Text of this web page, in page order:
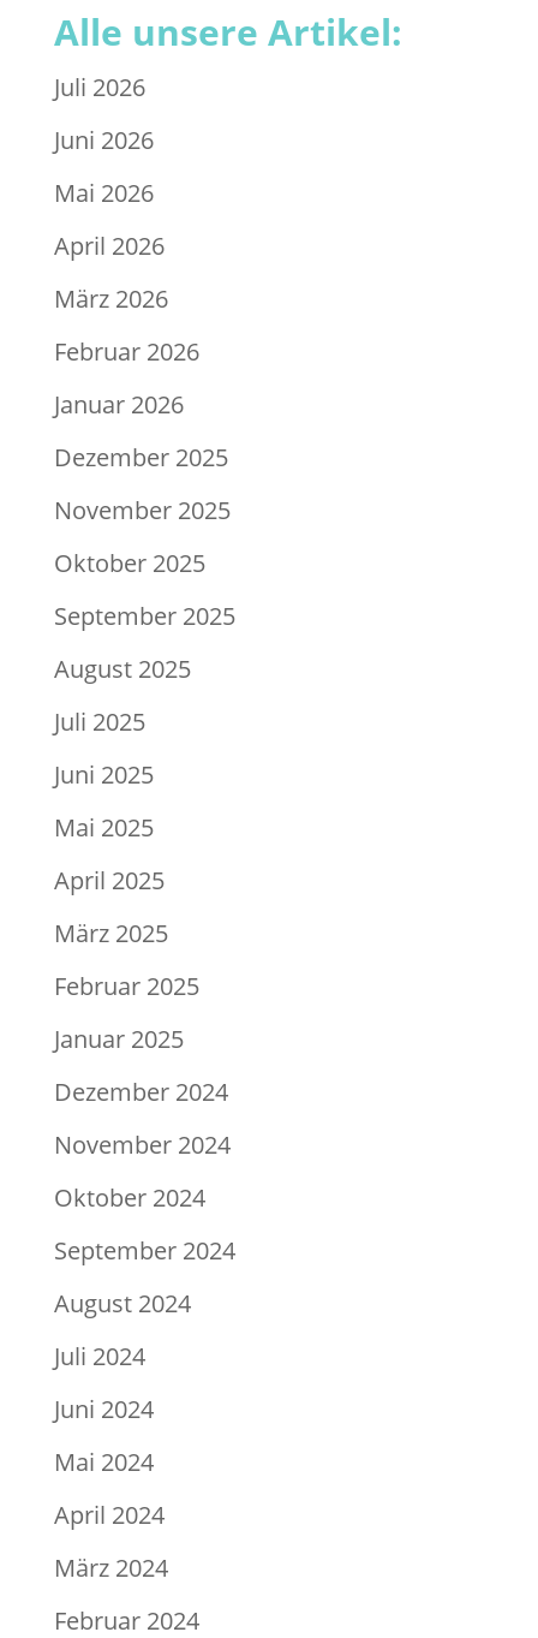
Alle unsere Artikel:
Juli 2026
Juni 2026
Mai 2026
April 2026
März 2026
Februar 2026
Januar 2026
Dezember 2025
November 2025
Oktober 2025
September 2025
August 2025
Juli 2025
Juni 2025
Mai 2025
April 2025
März 2025
Februar 2025
Januar 2025
Dezember 2024
November 2024
Oktober 2024
September 2024
August 2024
Juli 2024
Juni 2024
Mai 2024
April 2024
März 2024
Februar 2024